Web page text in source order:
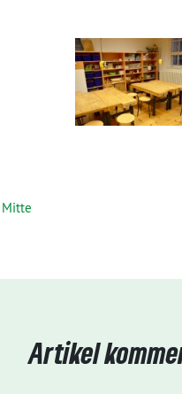
Mitte
Artikel